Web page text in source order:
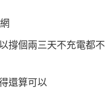
撐個兩三天不充電都不
還算可以